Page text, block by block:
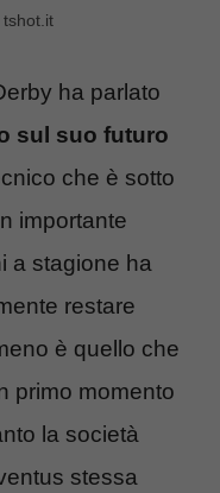
ha parlato
sul suo futuro
che è sotto
importante
a stagione ha
restare
è quello che
primo momento
la società
stessa